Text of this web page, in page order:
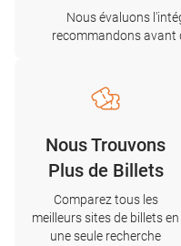
Nous évaluons
recommandons avant
Nous Trouvons
Plus de Billets
Comparez tous les
meilleurs sites de billets en
une seule recherche